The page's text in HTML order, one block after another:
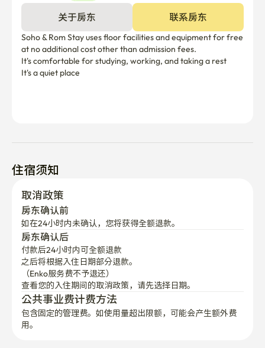
关于房东 联系房东
Soho & Rom Stay uses floor facilities and equipment for free
at no additional cost other than admission fees.
It's comfortable for studying, working, and taking a rest
It's a quiet place
住宿须知
取消政策
房东确认前
如在24小时内未确认，您将获得全额退款。
房东确认后
付款后24小时内可全额退款
之后将根据入住日期部分退款。
（Enko服务费不予退还）
查看您的入住期间的取消政策，请先选择日期。
公共事业费计费方法
包含固定的管理费。如使用量超出限额，可能会产生额外费
用。